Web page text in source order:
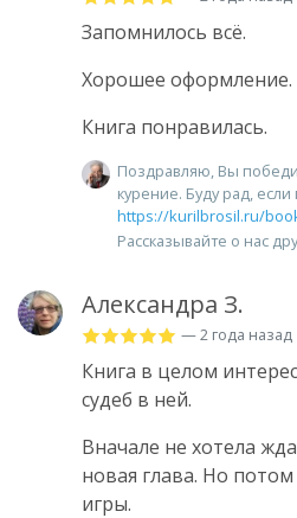
Запомнилось всё.
Хорошее оформление.
Книга понравилась.
Поздравляю, Вы
курение. Буду рад,
https://kurilbrosil.ru/
Рассказывайте о нас
Александра З.
— 2 года назад
Книга в целом
судеб в ней.
Вначале не хотела
новая глава. Но
игры.